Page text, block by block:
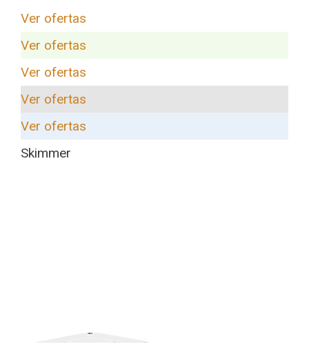
Ver ofertas
Ver ofertas
Ver ofertas
Ver ofertas
Ver ofertas
Skimmer